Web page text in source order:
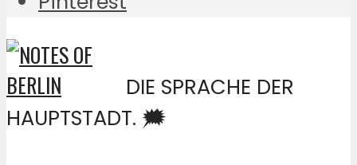
DIE SPRACHE DER
HAUPTSTADT. 🗯️